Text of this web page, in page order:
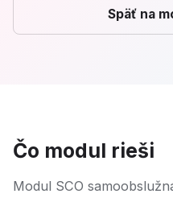
Späť na
Čo modul rieši
Modul SCO